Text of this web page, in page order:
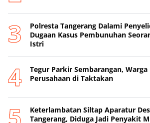
Polresta Tangerang Dalami
Dugaan Kasus Pembunuhan
Istri
Tegur Parkir Sembarangan,
Perusahaan di Taktakan
Keterlambatan Siltap Aparatur
Tangerang, Diduga Jadi Penyakit